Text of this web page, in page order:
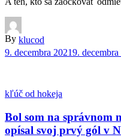
By klucod
9. decembra 20219. decembra
kľúč od hokeja
Bol som na správnom
opísal svoj prvý gól v